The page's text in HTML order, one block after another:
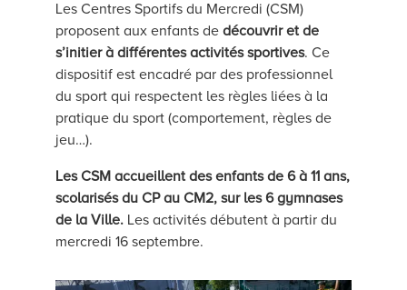
Tribunal doit être fourni.
Le certificat de scolarité pour les enfants
Vénissians non scolarisés dans les écoles
publiques de Vénissieux.
Pièces nécessaires pour bénéficier des
critères de priorisation pour les accueils
périscolaires du mercredi :
Justificatif d’activité professionnelle du
foyer : contrat de travail en cours ou
Les Centres Sportifs du Mercredi (CSM)
proposent aux enfants de découvrir et de
s’initier à différentes activités sportives. Ce
dispositif est encadré par des professionnel
du sport qui respectent les règles liées à la
pratique du sport (comportement, règles de
jeu…).
Les CSM accueillent des enfants de 6 à 11 ans,
scolarisés du CP au CM2, sur les 6 gymnases
de la Ville.Les activités débutent à partir du
mercredi 16 septembre.